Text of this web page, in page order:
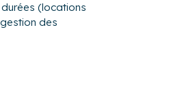
(locations
des